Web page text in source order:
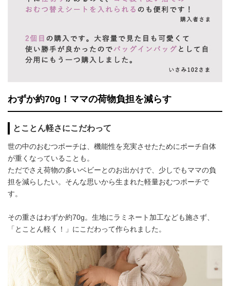
わずか約70g！ママの荷物負担を減らす
とことん軽さにこだわって
世の中のおむつポーチは、機能性を充実させたためにポーチ自体
が重くなっていることも。
ただでさえ荷物の多いベビーとのお出かけで、少しでもママの負
担を減らしたい。そんな思いから生まれた軽量おむつポーチで
す。
その重さはわずか約70g。生地にラミネート加工なども施さず、
「とことん軽く！」にこだわって作られました。